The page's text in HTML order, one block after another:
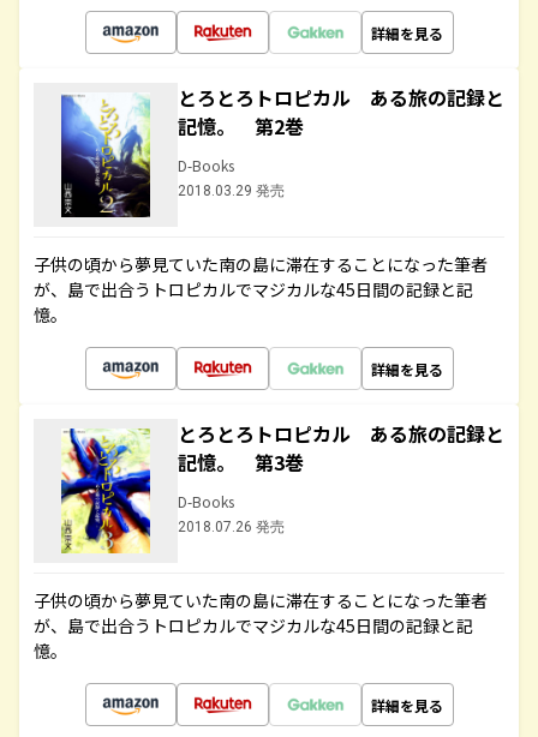
詳細を見る
とろとろトロピカル ある旅の記録と
記憶。 第2巻
D-Books
2018.03.29 発売
子供の頃から夢見ていた南の島に滞在することになった筆者
が、島で出合うトロピカルでマジカルな45日間の記録と記
憶。
詳細を見る
とろとろトロピカル ある旅の記録と
記憶。 第3巻
D-Books
2018.07.26 発売
子供の頃から夢見ていた南の島に滞在することになった筆者
が、島で出合うトロピカルでマジカルな45日間の記録と記
憶。
詳細を見る